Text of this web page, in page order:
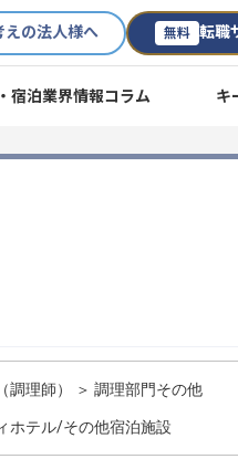
えの法人様へ 無料 転職
宿泊業界情報コラム キ
調理師） ＞ 調理部門その他
ホテル/その他宿泊施設